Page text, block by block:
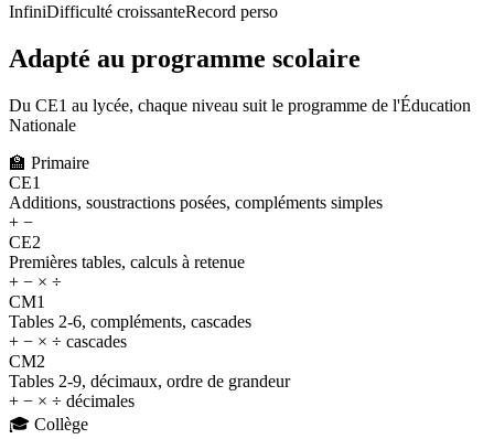
InfiniDifficulté croissanteRecord perso
Adapté au programme scolaire
Du CE1 au lycée, chaque niveau suit le programme de l'Éducation
Nationale
🏫 Primaire
CE1
Additions, soustractions posées, compléments simples
+ −
CE2
Premières tables, calculs à retenue
+ − × ÷
CM1
Tables 2-6, compléments, cascades
+ − × ÷ cascades
CM2
Tables 2-9, décimaux, ordre de grandeur
+ − × ÷ décimales
🎓 Collège